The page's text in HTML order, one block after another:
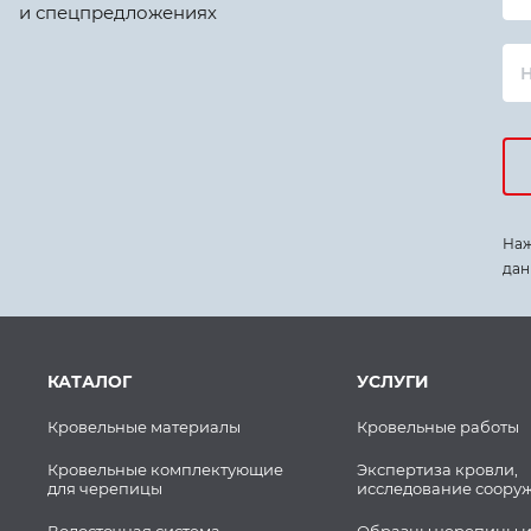
и спецпредложениях
КАТАЛОГ
Кровельные материалы
Кровельные комплектующие
для черепицы
УСЛУГИ
Кровельные работы
Экспертиза кровли,
исследование